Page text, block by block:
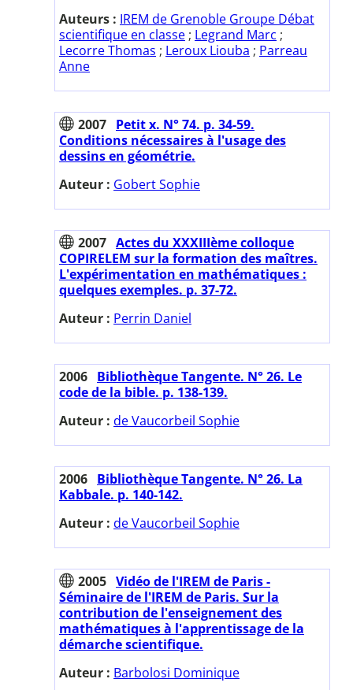
Auteurs : IREM de Grenoble Groupe Débat
scientifique en classe ; Legrand Marc ;
Lecorre Thomas ; Leroux Liouba ; Parreau
Anne
2007 Petit x. N° 74. p. 34-59.
Conditions nécessaires à l'usage des
dessins en géométrie.
Auteur : Gobert Sophie
2007 Actes du XXXIIIème colloque
COPIRELEM sur la formation des maîtres.
L'expérimentation en mathématiques :
quelques exemples. p. 37-72.
Auteur : Perrin Daniel
2006 Bibliothèque Tangente. N° 26. Le
code de la bible. p. 138-139.
Auteur : de Vaucorbeil Sophie
2006 Bibliothèque Tangente. N° 26. La
Kabbale. p. 140-142.
Auteur : de Vaucorbeil Sophie
2005 Vidéo de l'IREM de Paris -
Séminaire de l'IREM de Paris. Sur la
contribution de l'enseignement des
mathématiques à l'apprentissage de la
démarche scientifique.
Auteur : Barbolosi Dominique